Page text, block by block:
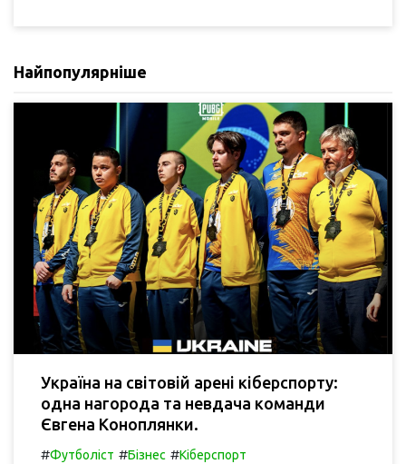
Найпопулярніше
Україна на світовій арені кіберспорту:
одна нагорода та невдача команди
Євгена Коноплянки.
#Футболіст #Бізнес #Кіберспорт